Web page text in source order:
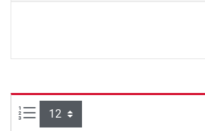
Artikel pro Seite: